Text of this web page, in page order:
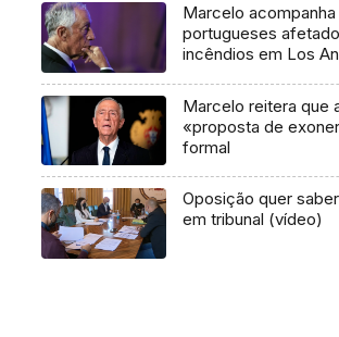
Marcelo
portugueses
incêndios em Los
Marcelo reitera que
«proposta de
formal
Oposição quer
em tribunal (vídeo)